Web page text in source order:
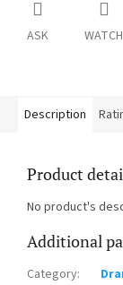
ASK WATCH
Description
Product
No product's
Additional
Category: